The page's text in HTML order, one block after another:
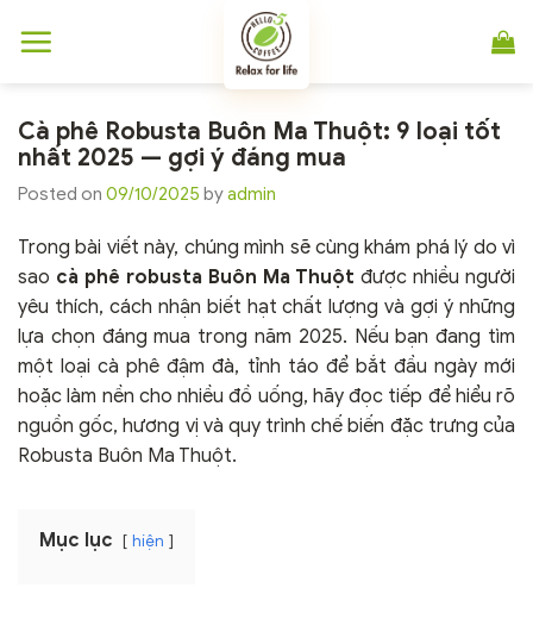
đến
Cà phê Robusta Buôn Ma Thuột: 9 loại tốt
nhất 2025 — gợi ý đáng mua
Posted on 09/10/2025 byadmin
Trong bài viết này, chúng mình sẽ cùng khám phá lý do vì
sao cà phê robusta Buôn Ma Thuột được nhiều người
yêu thích, cách nhận biết hạt chất lượng và gợi ý những
lựa chọn đáng mua trong năm 2025. Nếu bạn đang tìm
một loại cà phê đậm đà, tỉnh táo để bắt đầu ngày mới
hoặc làm nền cho nhiều đồ uống, hãy đọc tiếp để hiểu rõ
nguồn gốc, hương vị và quy trình chế biến đặc trưng của
Robusta Buôn Ma Thuột.
Mục lục hiện